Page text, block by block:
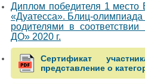
Диплом победителя 1 место
«Дуатесса». Блиц-
родителями в
ДО» 2020 г.
Сертификат
представление о